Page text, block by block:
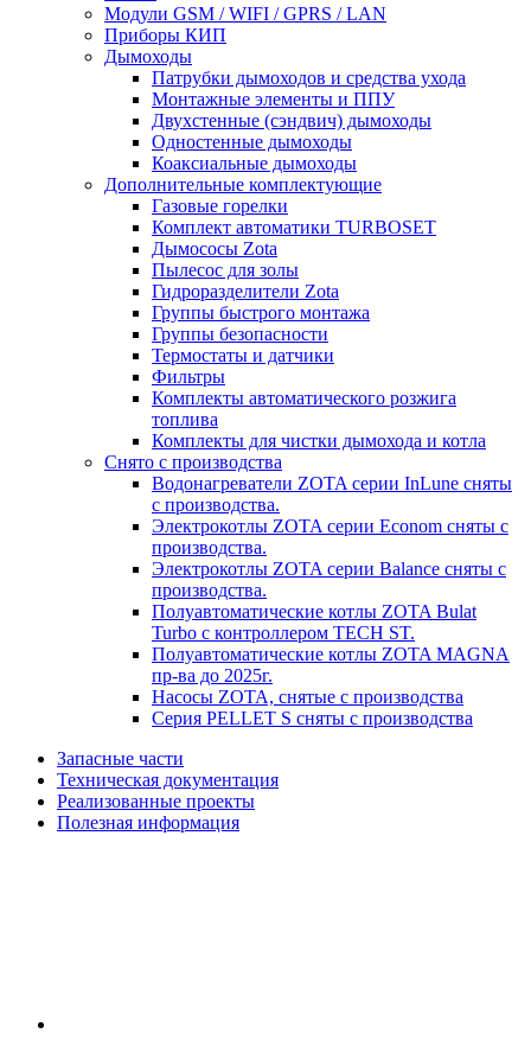
Модули GSM / WIFI / GPRS / LAN
Приборы КИП
Дымоходы
Патрубки дымоходов и средства ухода
Монтажные элементы и ППУ
Двухстенные (сэндвич) дымоходы
Одностенные дымоходы
Коаксиальные дымоходы
Дополнительные комплектующие
Газовые горелки
Комплект автоматики TURBOSET
Дымососы Zota
Пылесос для золы
Гидроразделители Zota
Группы быстрого монтажа
Группы безопасности
Термостаты и датчики
Фильтры
Комплекты автоматического розжига
топлива
Комплекты для чистки дымохода и котла
Снято с производства
Водонагреватели ZOTA серии InLune сняты
с производства.
Электрокотлы ZOTA серии Econom сняты с
производства.
Электрокотлы ZOTA серии Balance сняты с
производства.
Полуавтоматические котлы ZOTA Bulat
Turbo с контроллером TECH ST.
Полуавтоматические котлы ZOTA MAGNA
пр-ва до 2025г.
Насосы ZOTA, снятые с производства
Серия PELLET S сняты с производства
Запасные части
Техническая документация
Реализованные проекты
Полезная информация